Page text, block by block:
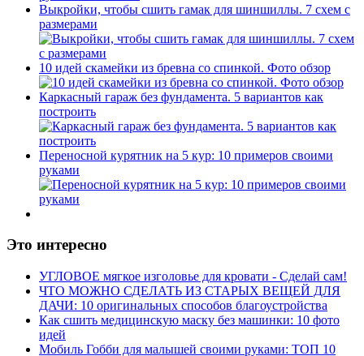
Выкройки, чтобы сшить гамак для шиншиллы. 7 схем с
размерами
10 идей скамейки из бревна со спинкой. Фото обзор
Каркасный гараж без фундамента. 5 вариантов как
построить
Переносной курятник на 5 кур: 10 примеров своими
руками
Это интересно
УГЛОВОЕ мягкое изголовье для кровати - Сделай сам!
ЧТО МОЖНО СДЕЛАТЬ ИЗ СТАРЫХ ВЕЩЕЙ ДЛЯ
ДАЧИ: 10 оригинальных способов благоустройства
Как сшить медицинскую маску без машинки: 10 фото
идей
Мобиль Гобби для малышей своими руками: ТОП 10